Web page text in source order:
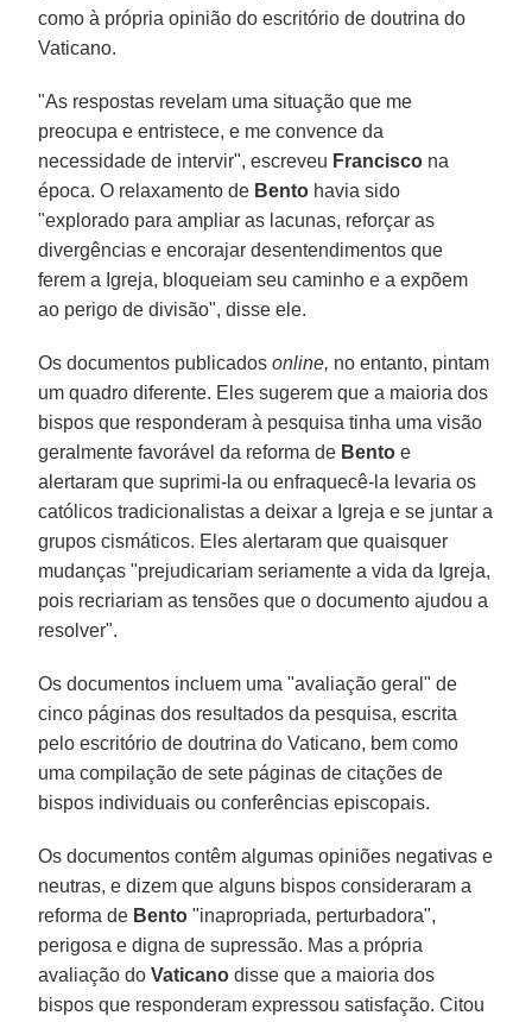
como à própria opinião do escritório de doutrina do
Vaticano.
"As respostas revelam uma situação que me
preocupa e entristece, e me convence da
necessidade de intervir", escreveu Francisco na
época. O relaxamento de Bento havia sido
"explorado para ampliar as lacunas, reforçar as
divergências e encorajar desentendimentos que
ferem a Igreja, bloqueiam seu caminho e a expõem
ao perigo de divisão", disse ele.
Os documentos publicadosonline, no entanto, pintam
um quadro diferente. Eles sugerem que a maioria dos
bispos que responderam à pesquisa tinha uma visão
geralmente favorável da reforma de Bento e
alertaram que suprimi-la ou enfraquecê-la levaria os
católicos tradicionalistas a deixar a Igreja e se juntar a
grupos cismáticos. Eles alertaram que quaisquer
mudanças "prejudicariam seriamente a vida da Igreja,
pois recriariam as tensões que o documento ajudou a
resolver".
Os documentos incluem uma "avaliação geral" de
cinco páginas dos resultados da pesquisa, escrita
pelo escritório de doutrina do Vaticano, bem como
uma compilação de sete páginas de citações de
bispos individuais ou conferências episcopais.
Os documentos contêm algumas opiniões negativas e
neutras, e dizem que alguns bispos consideraram a
reforma de Bento "inapropriada, perturbadora",
perigosa e digna de supressão. Mas a própria
avaliação doVaticano disse que a maioria dos
bispos que responderam expressou satisfação. Citou